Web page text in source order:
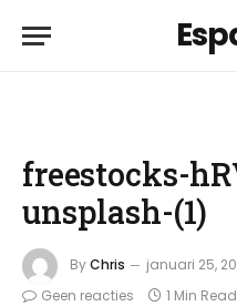
freestocks-
unsplash-(1)
ByChris januari 25,
Geen reacties
1 Min Read